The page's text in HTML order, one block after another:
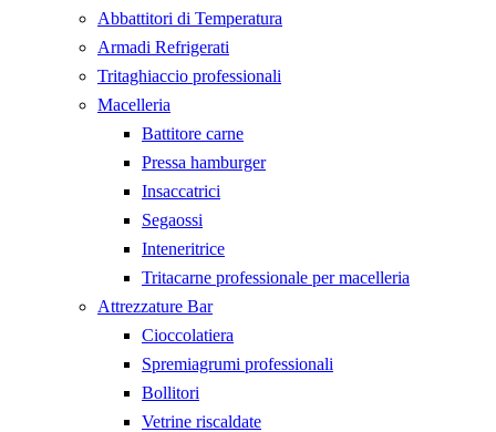
Abbattitori di Temperatura
Armadi Refrigerati
Tritaghiaccio professionali
Macelleria
Battitore carne
Pressa hamburger
Insaccatrici
Segaossi
Inteneritrice
Tritacarne professionale per macelleria
Attrezzature Bar
Cioccolatiera
Spremiagrumi professionali
Bollitori
Vetrine riscaldate